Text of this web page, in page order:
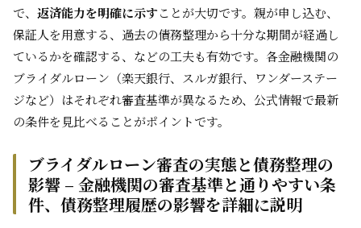
で、 返済能力を明確に示すことが大切です。親が申し込む、
保証人を用意する、過去の債務整理から十分な期間が経過し
ているかを確認する、などの工夫も有効です。各金融機関の
ブライダルローン（楽天銀行、スルガ銀行、ワンダーステー
ジなど）はそれぞれ審査基準が異なるため、公式情報で最新
の条件を見比べることがポイントです。
ブライダルローン審査の実態と債務整理の
影響 – 金融機関の審査基準と通りやすい条
件、債務整理履歴の影響を詳細に説明